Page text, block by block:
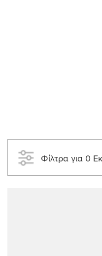
Φίλτρα για 0